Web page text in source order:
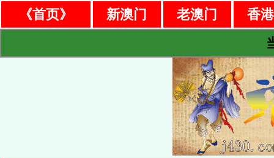
《首页》 新澳门 老澳门
香